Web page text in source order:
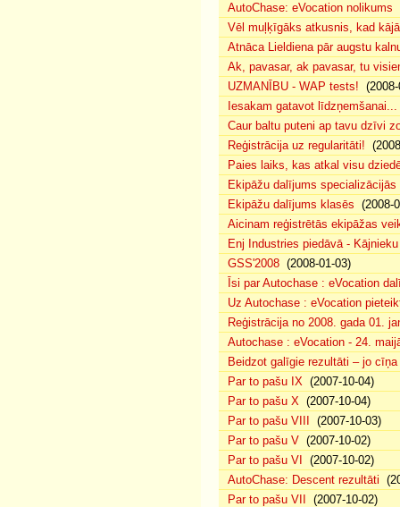
AutoChase: eVocation nolikums
Vēl muļķīgāks atkusnis, kad
Atnāca Lieldiena pār augstu
Ak, pavasar, ak pavasar, tu
UZMANĪBU - WAP tests!
Iesakam gatavot līdzņemšanai...
Caur baltu puteni ap tavu dzīvi
Reģistrācija uz regularitāti!
Paies laiks, kas atkal visu
Ekipāžu dalījums specializācijās
Ekipāžu dalījums klasēs (2008-
Aicinam reģistrētās ekipāžas
Enj Industries piedāvā -
GSS'2008 (2008-01-03)
Īsi par Autochase : eVocation
Uz Autochase : eVocation
Reģistrācija no 2008. gada 01.
Autochase : eVocation - 24.
Beidzot galīgie rezultāti – jo
Par to pašu IX (2007-10-04)
Par to pašu X (2007-10-04)
Par to pašu VIII
(2007-10-03)
Par to pašu V (2007-10-02)
Par to pašu VI
(2007-10-02)
AutoChase: Descent rezultāti
Par to pašu VII
(2007-10-02)